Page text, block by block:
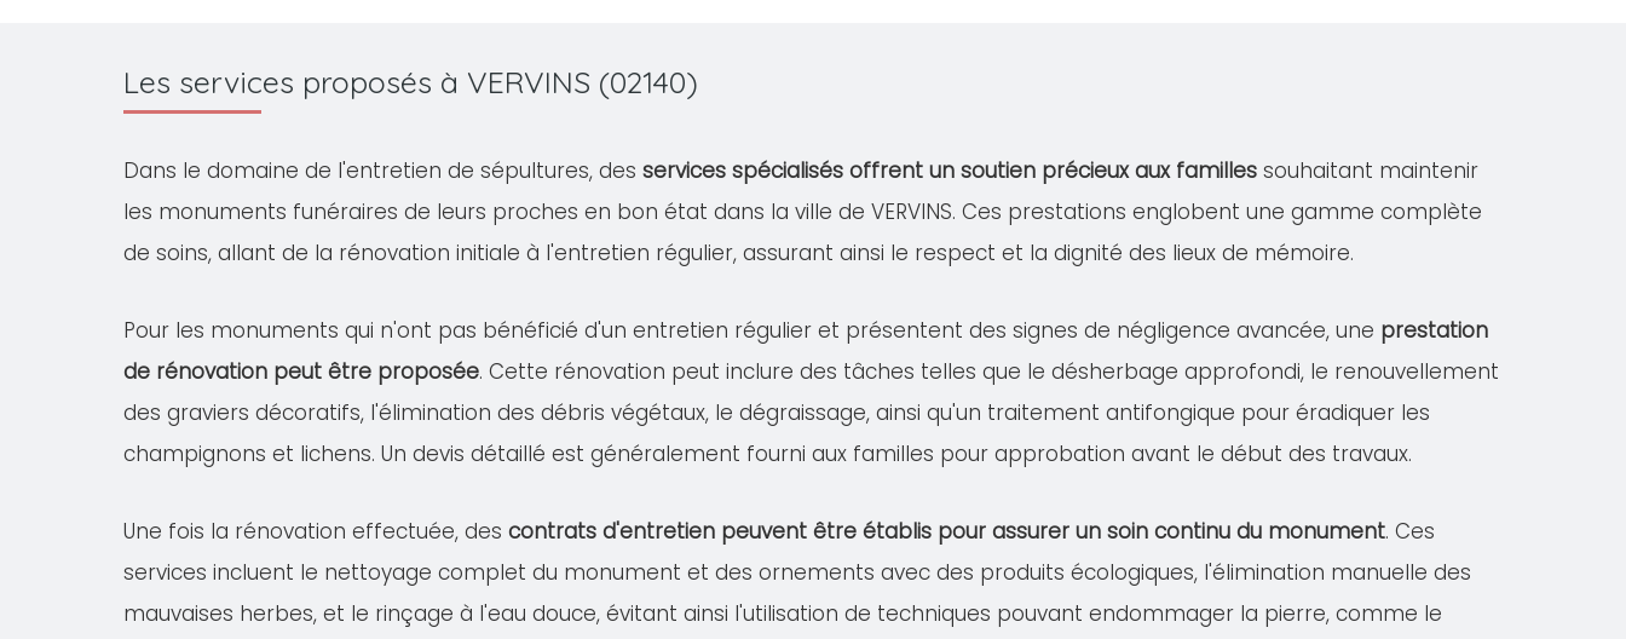
Les services proposés à VERVINS (02140)
Dans le domaine de l'entretien de sépultures, des services spécialisés offrent un soutien précieux aux familles souhaitant maintenir
les monuments funéraires de leurs proches en bon état dans la ville de VERVINS. Ces prestations englobent une gamme complète
de soins, allant de la rénovation initiale à l'entretien régulier, assurant ainsi le respect et la dignité des lieux de mémoire.
Pour les monuments qui n'ont pas bénéficié d'un entretien régulier et présentent des signes de négligence avancée, une prestation
de rénovation peut être proposée. Cette rénovation peut inclure des tâches telles que le désherbage approfondi, le renouvellement
des graviers décoratifs, l'élimination des débris végétaux, le dégraissage, ainsi qu'un traitement antifongique pour éradiquer les
champignons et lichens. Un devis détaillé est généralement fourni aux familles pour approbation avant le début des travaux.
Une fois la rénovation effectuée, des contrats d'entretien peuvent être établis pour assurer un soin continu du monument. Ces
services incluent le nettoyage complet du monument et des ornements avec des produits écologiques, l'élimination manuelle des
mauvaises herbes, et le rinçage à l'eau douce, évitant ainsi l'utilisation de techniques pouvant endommager la pierre, comme le